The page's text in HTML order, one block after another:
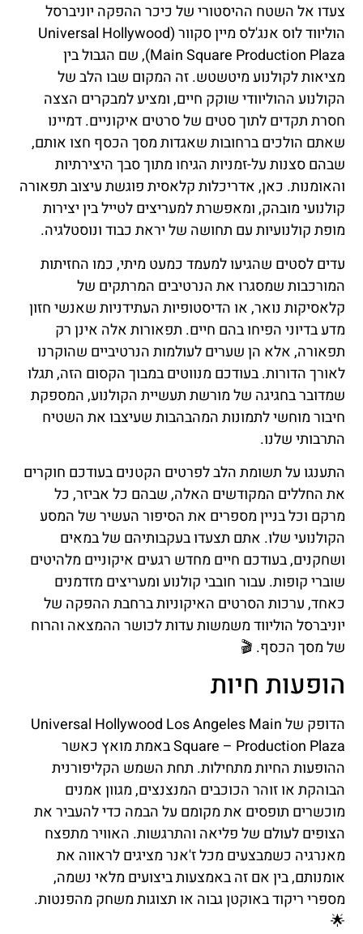
צעדו אל השטח ההיסטורי של כיכר ההפקה יוניברסל
הוליווד לוס אנג'לס מיין סקוור (Universal Hollywood
Main Square Production Plaza), שם הגבול בין
מציאות לקולנוע מיטשטש. זה המקום שבו הלב של
הקולנוע ההוליוודי שוקק חיים, ומציע למבקרים הצצה
חסרת תקדים לתוך סטים של סרטים איקוניים. דמיינו
שאתם הולכים ברחובות שאגדות מסך הכסף חצו אותם,
שבהם סצנות על-זמניות הגיחו מתוך סבך היצירתיות
והאומנות. כאן, אדריכלות קלאסית פוגשת עיצוב תפאורה
קולנועי מובהק, ומאפשרת למעריצים לטייל בין יצירות
מופת קולנועיות עם תחושה של יראת כבוד ונוסטלגיה.
עדים לסטים שהגיעו למעמד כמעט מיתי, כמו החזיתות
המורכבות שמסגרו את הנרטיבים המרתקים של
קלאסיקות נואר, או הדיסטופיות העתידניות שאנשי חזון
מדע בדיוני הפיחו בהם חיים. תפאורות אלה אינן רק
תפאורה, אלא הן שערים לעולמות הנרטיביים שהוקרנו
לאורך הדורות. בעודכם מנווטים במבוך הקסום הזה, תגלו
שמדובר בחגיגה של מורשת תעשיית הקולנוע, המספקת
חיבור מוחשי לתמונות המהבהבות שעיצבו את השטיח
התרבותי שלנו.
התענגו על תשומת הלב לפרטים הקטנים בעודכם חוקרים
את החללים המקודשים האלה, שבהם כל אביזר, כל
מרקם וכל בניין מספרים את הסיפור העשיר של המסע
הקולנועי שלו. אתם תצעדו בעקבותיהם של במאים
ושחקנים, בעודכם חיים מחדש רגעים איקוניים מלהיטים
שוברי קופות. עבור חובבי קולנוע ומעריצים מזדמנים
כאחד, ערכות הסרטים האיקוניות ברחבת ההפקה של
יוניברסל הוליווד משמשות עדות לכושר ההמצאה והרוח
של מסך הכסף. 🎬
הופעות חיות
הדופק של Universal Hollywood Los Angeles Main
Square – Production Plaza באמת מואץ כאשר
ההופעות החיות מתחילות. תחת השמש הקליפורנית
הבוהקת או זוהר הכוכבים המנצנצים, מגוון אמנים
מוכשרים תופסים את מקומם על הבמה כדי להעביר את
הצופים לעולם של פליאה והתרגשות. האוויר מתפצח
מאנרגיה כשמבצעים מכל ז'אנר מציגים לראווה את
אומנותם, בין אם זה באמצעות ביצועים מלאי נשמה,
מספרי ריקוד באוקטן גבוה או תצוגות משחק מהפנטות.
🌟